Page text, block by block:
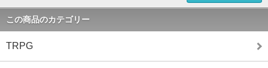
この商品のカテゴリー
TRPG